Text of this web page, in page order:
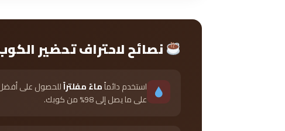
نصائح لاحتراف تحضير
استخدم دائماًماءً مفلتراًللحصول على أفضل
على ما يصل إلى 98% من كوبك.